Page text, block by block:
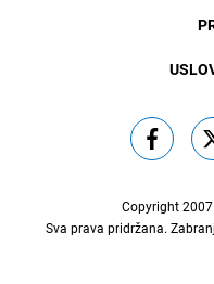
Copyright
Sva prava pridržana.